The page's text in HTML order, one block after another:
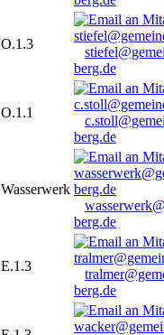
O.1.3
berg.de
O.1.1
berg.de
Wasserwerk
berg.de
E.1.3
berg.de